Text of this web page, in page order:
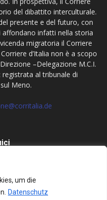
um die
Datenschutz
del dibattito interculturale.
presente e del futuro, con
infatti nella storia
migratoria il Corriere
d’Italia non è a scopo
–Delegazione M.C.I.
registrata al tribunale di
Meno.